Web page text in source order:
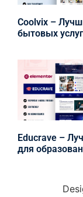
Coolvix –
бытовых услуг
Educrave –
для